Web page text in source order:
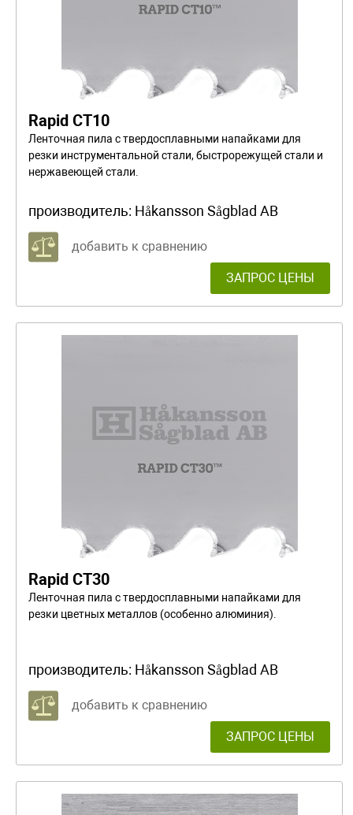
Rapid CT10
Ленточная пила с твердосплавными напайками для
резки инструментальной стали, быстрорежущей стали и
нержавеющей стали.
производитель: Håkansson Sågblad AB
добавить к сравнению
ЗАПРОС ЦЕНЫ
Rapid CT30
Ленточная пила с твердосплавными напайками для
резки цветных металлов (особенно алюминия).
производитель: Håkansson Sågblad AB
добавить к сравнению
ЗАПРОС ЦЕНЫ